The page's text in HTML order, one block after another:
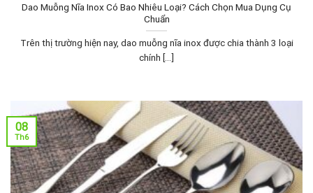
Dao Muỗng Nĩa Inox Có Bao Nhiêu Loại? Cách Chọn Mua Dụng Cụ
Chuẩn
Trên thị trường hiện nay, dao muỗng nĩa inox được chia thành 3 loại
chính [...]
08
Th6